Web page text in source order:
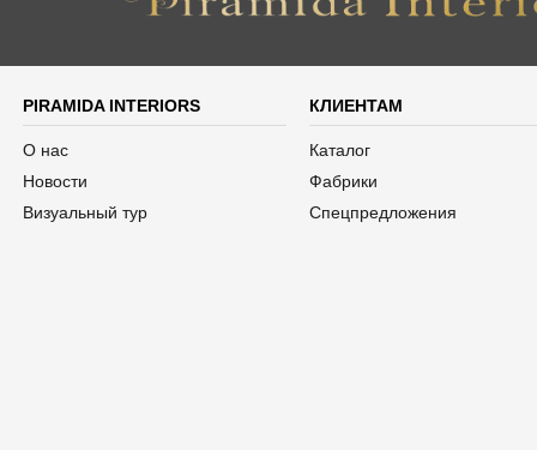
PIRAMIDA INTERIORS
О нас
Новости
Визуальный тур
КЛИЕНТАМ
Каталог
Фабрики
Спецпредложения